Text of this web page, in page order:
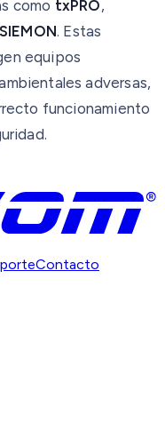
como txPRO,
SIEMON. Estas
equipos
adversas,
funcionamiento
Contacto